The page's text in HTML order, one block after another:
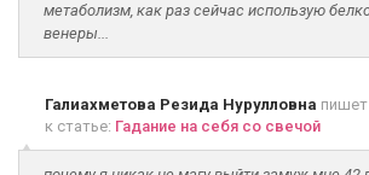
метаболизм, как раз сейчас использую
венеры...
Галиахметова Резида Нурулловна пишет
к статье: Гадание на себя со свечой